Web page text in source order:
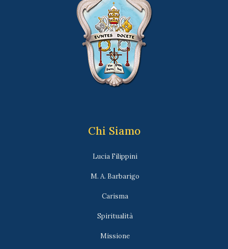
Chi Siamo
Lucia Filippini
M. A. Barbarigo
Carisma
Spiritualità
Missione